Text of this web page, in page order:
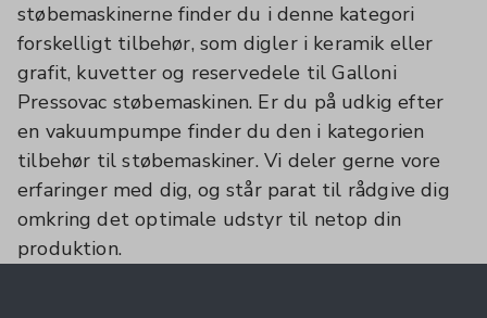
støbemaskinerne finder du i denne kategori
forskelligt tilbehør, som digler i keramik eller
grafit, kuvetter og reservedele til Galloni
Pressovac støbemaskinen. Er du på udkig efter
en vakuumpumpe finder du den i kategorien
tilbehør til støbemaskiner. Vi deler gerne vore
erfaringer med dig, og står parat til rådgive dig
omkring det optimale udstyr til netop din
produktion.